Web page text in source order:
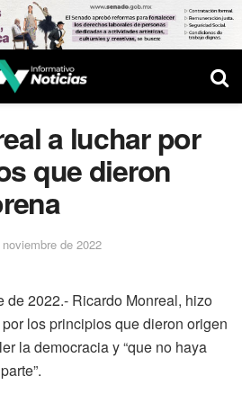
a luchar por
que dieron
de 2022
de 2022.- Ricardo Monreal, hizo
los principios que dieron origen
la democracia y “que no haya